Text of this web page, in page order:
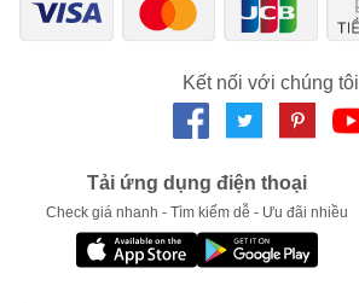
Kết nối với chúng tôi
Tải ứng dụng điện thoại
Check giá nhanh - Tìm kiếm dễ - Ưu đãi nhiều